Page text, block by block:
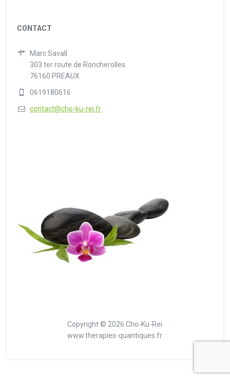
CONTACT
Marc Savall
303 ter route de Roncherolles
76160 PREAUX
0619180616
contact@cho-ku-rei.fr
Copyright © 2026 Cho-Ku-Rei
www.therapies-quantiques.fr